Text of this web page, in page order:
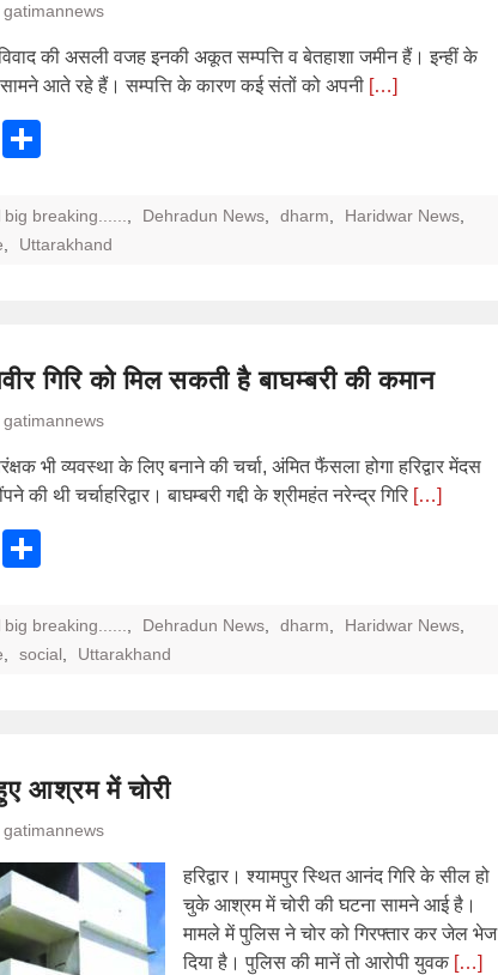
gatimannews
की असली वजह इनकी अकूत सम्पत्ति व बेतहाशा जमीन हैं। इन्हीं के
आते रहे हैं। सम्पत्ति के कारण कई संतों को अपनी […]
Gmail
big breaking...... Dehradun News dharm Haridwar News
Uttarakhand
गिरि को मिल सकती है बाघम्बरी की कमान
gatimannews
भी व्यवस्था के लिए बनाने की चर्चा, अंमित फैंसला होगा हरिद्वार मेंदस
की थी चर्चाहरिद्वार। बाघम्बरी गद्दी के श्रीमहंत नरेन्द्र गिरि […]
Gmail
big breaking...... Dehradun News dharm Haridwar News
social Uttarakhand
आश्रम में चोरी
gatimannews
हरिद्वार। श्यामपुर स्थित आनंद गिरि के सील हो
चुके आश्रम में चोरी की घटना सामने आई है।
मामले में पुलिस ने चोर को गिरफ्तार कर जेल भेज
दिया है। पुलिस की मानें तो आरोपी युवक […]